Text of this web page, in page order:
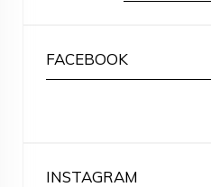
FACEBOOK
INSTAGRAM